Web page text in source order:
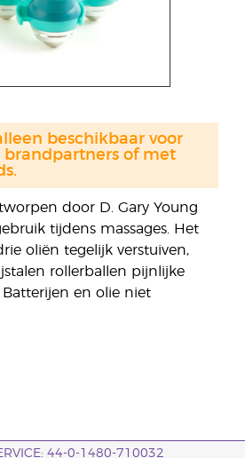
door D. Gary Young
tijdens massages. Het
oliën tegelijk verstuiven,
rollerballen pijnlijke
Batterijen en olie niet
beschikbaar voor
brandpartners of met
44-0-1480-710032